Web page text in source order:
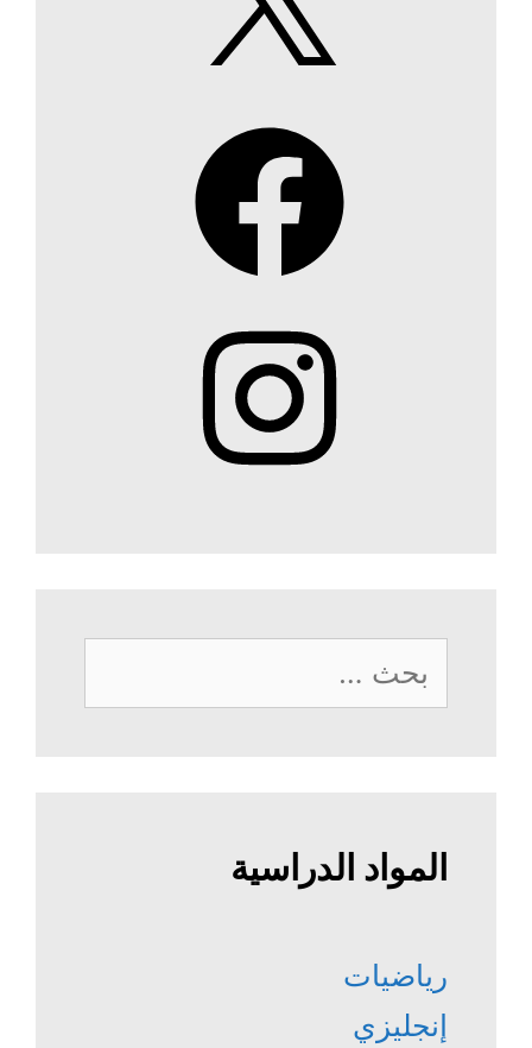
Facebook
Instagram
البحث
عن:
المواد الدراسية
رياضيات
إنجليزي